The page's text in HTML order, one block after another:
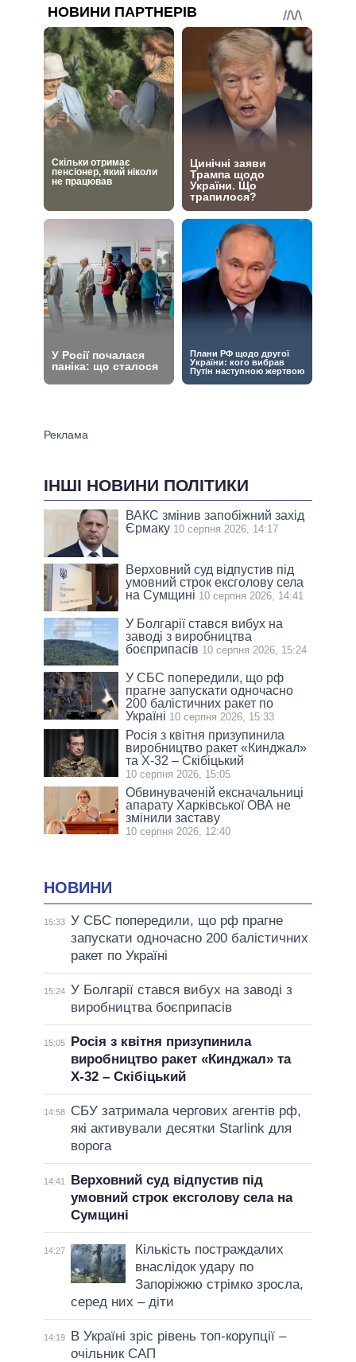
ІНШІ НОВИНИ ПОЛІТИКИ
ВАКС змінив запобіжний захід
Єрмаку 10 серпня 2026, 14:17
Верховний суд відпустив під
умовний строк ексголову села
на Сумщині 10 серпня 2026, 14:41
У Болгарії стався вибух на
заводі з виробництва
боєприпасів 10 серпня 2026, 15:24
У СБС попередили, що рф
прагне запускати одночасно
200 балістичних ракет по
Україні 10 серпня 2026, 15:33
Росія з квітня призупинила
виробництво ракет «Кинджал»
та Х-32 – Скібіцький
10 серпня 2026, 15:05
Обвинуваченій ексначальниці
апарату Харківської ОВА не
змінили заставу
10 серпня 2026, 12:40
НОВИНИ
15:33 У СБС попередили, що рф прагне
запускати одночасно 200 балістичних
ракет по Україні
15:24 У Болгарії стався вибух на заводі з
виробництва боєприпасів
15:05
Росія з квітня призупинила
виробництво ракет «Кинджал» та
Х-32 – Скібіцький
14:58
СБУ затримала чергових агентів рф,
які активували десятки Starlink для
ворога
14:41
Верховний суд відпустив під
умовний строк ексголову села на
Сумщині
14:27
Кількість постраждалих
внаслідок удару по
Запоріжжю стрімко зросла,
серед них – діти
14:19
В Україні зріс рівень топ-корупції –
очільник САП